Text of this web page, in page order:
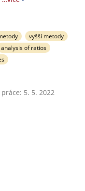
vyšší metody
analysis of ratios
5. 5. 2022